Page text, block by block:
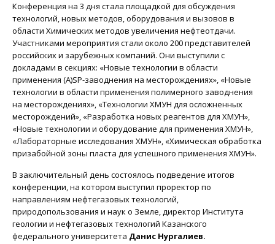
Конференция на 3 дня стала площадкой для обсуждения
технологий, новых методов, оборудования и вызовов в
области Химических методов увеличения нефтеотдачи.
Участниками мероприятия стали около 200 представителей
российских и зарубежных компаний. Они выступили с
докладами в секциях: «Новые технологии в области
применения (A)SP-заводнения на месторождениях», «Новые
технологии в области применения полимерного заводнения
на месторождениях», «Технологии ХМУН для осложненных
месторождений», «Разработка новых реагентов для ХМУН»,
«Новые технологии и оборудование для применения ХМУН»,
«Лабораторные исследования ХМУН», «Химическая обработка
призабойной зоны пласта для успешного применения ХМУН».
В заключительный день состоялось подведение итогов
конференции, на котором выступил проректор по
направлениям нефтегазовых технологий,
природопользования и наук о Земле, директор Института
геологии и нефтегазовых технологий Казанского
федерального университета Данис Нургалиев.